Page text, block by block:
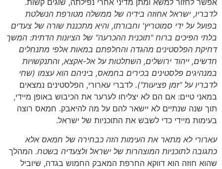
אפשר לחזור למשא ומתן מדיני אחרי נפילתה, שוגים קשות.
לדבריו, ישראל אחוזה בידיה של ממשלה מטורפת הנשלטת
בפועל על ידי סמוטריץ' וחבורתו, והיא מתכננת שורה של צעדים
בלתי הפיכים ברוח "תוכנית ההכרעה" של הציונות הדתית: המשך
דחיקת הפלסטינים מהגדה והחלפתם במאות אלפי מתנחלים
חדשים, ייהוד ירושלים, השתלטות על אל-אקצא, והתנקשויות
במנהיגים פלסטינים בכירים בחמאס, ביניהם הוא עצמו (שחי
לדבריו על "זמן פציעות"). לדברי עארורי, הפלסטינים נמצאים
במאני טיים: אם הם לא יצליחו לערער את הכיבוש באופן מיידי,
תוך שנה שנתיים לא יישאר להם על מה להיאבק. חמאס רוצה
בעימות מיידי כדי לשבש את התוכניות של ישראל.
עארורי לא מתאר את העימות הזה כבחירה של חמאס אלא
כתגובה לתוכניות המוצהרות של ישראל ולצעדיה בשטח. המהלך
שהוא חוזה הוא דווקא החרפת המאבק החמוש בגדה, שיוביל